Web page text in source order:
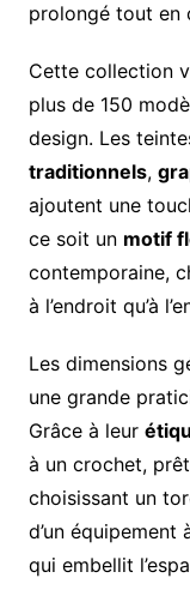
prolongé tout en
Cette collection
plus de 150
design. Les
traditionnels,
ajoutent une
ce soit un motif
contemporaine,
à l’endroit qu’à
Les dimensions
une grande
Grâce à leur
à un crochet,
choisissant un
d’un
qui embellit